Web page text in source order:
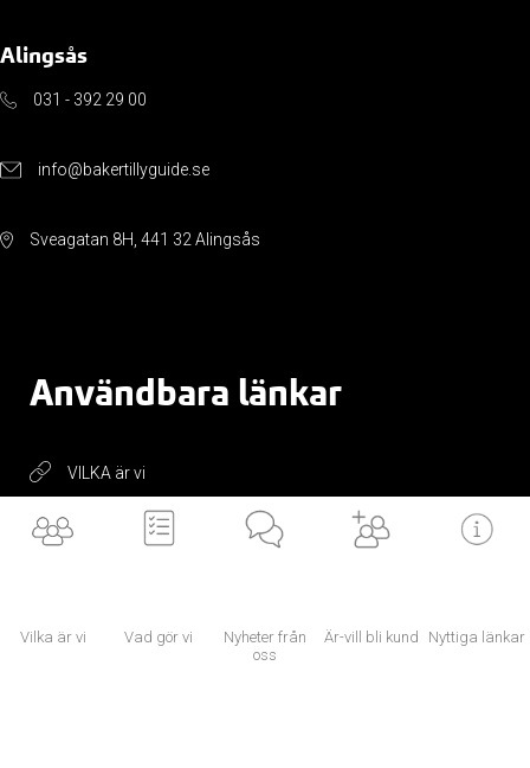
Alingsås
031 - 392 29 00
info@bakertillyguide.se
Sveagatan 8H, 441 32 Alingsås
Användbara länkar
VILKA är vi
BLI en av oss
Vilka är vi Vad gör vi
Nyheter från
oss
Är-vill bli kund Nyttiga länkar